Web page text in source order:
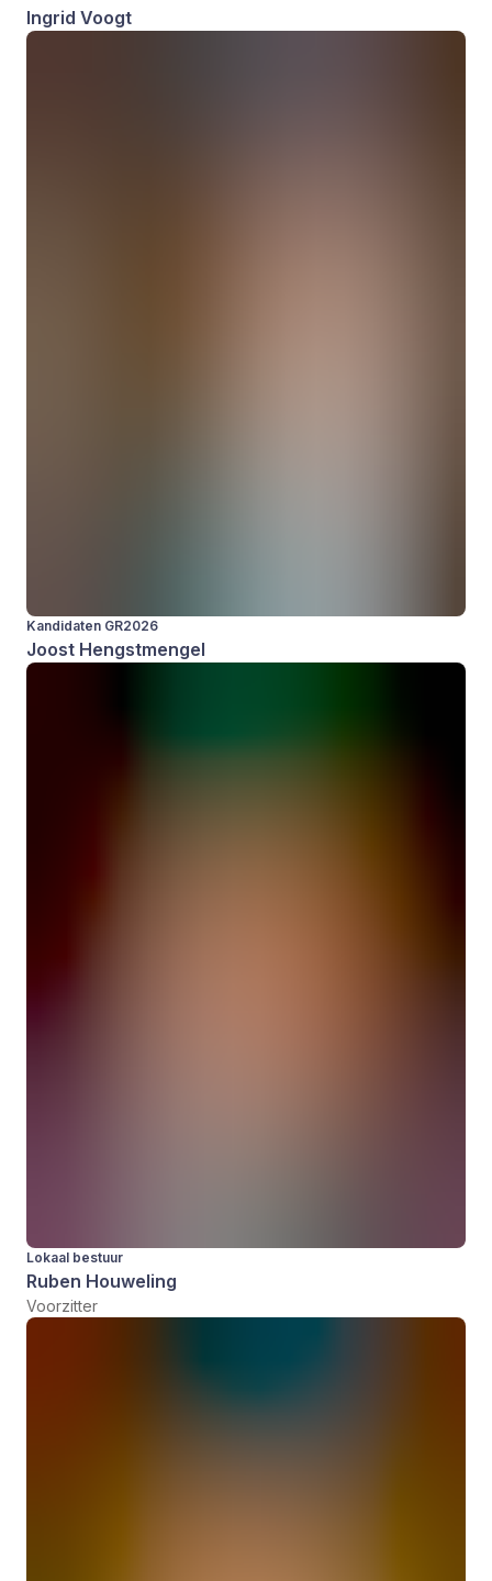
Ingrid Voogt
Kandidaten GR2026
Joost Hengstmengel
Lokaal bestuur
Ruben Houweling
Voorzitter